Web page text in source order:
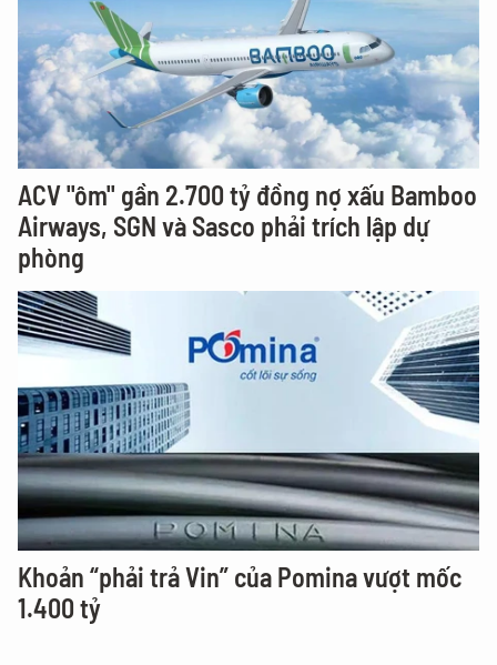
ACV "ôm" gần 2.700 tỷ đồng nợ xấu Bamboo
Airways, SGN và Sasco phải trích lập dự
phòng
Khoản “phải trả Vin” của Pomina vượt mốc
1.400 tỷ